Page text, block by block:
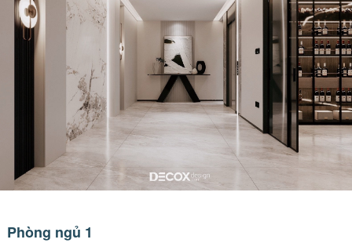
Phòng ngủ 1